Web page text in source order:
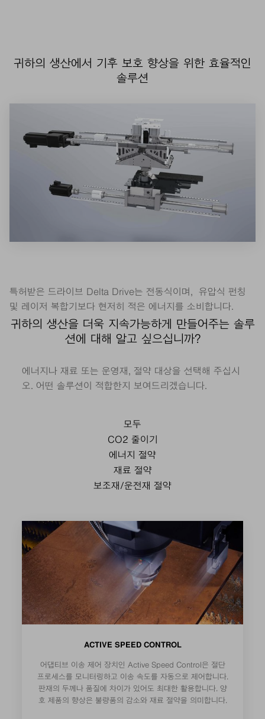
귀하의 생산에서 기후 보호 향상을 위한 효율적인
솔루션
특허받은 드라이브 Delta Drive는 전동식이며, 유압식 펀칭
및 레이저 복합기보다 현저히 적은 에너지를 소비합니다.
귀하의 생산을 더욱 지속가능하게 만들어주는 솔루
션에 대해 알고 싶으십니까?
에너지나 재료 또는 운영재, 절약 대상을 선택해 주십시
오. 어떤 솔루션이 적합한지 보여드리겠습니다.
ACTIVE SPEED CONTROL
어댑티브 이송 제어 장치인 Active Speed Control은 절단
프로세스를 모니터링하고 이송 속도를 자동으로 제어합니다.
판재의 두께나 품질에 차이가 있어도 최대한 활용합니다. 양
호 제품의 향상은 불량품의 감소와 재료 절약을 의미합니다.